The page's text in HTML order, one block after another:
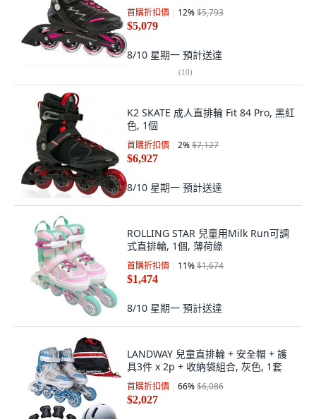
首購折扣價 12%$5,793
$5,079
8/10 星期一 預計送達
(10)
K2 SKATE 成人直排輪 Fit 84 Pro, 黑紅
色, 1個
首購折扣價 2%$7,127
$6,927
8/10 星期一 預計送達
ROLLING STAR 兒童用Milk Run可調
式直排輪, 1個, 薄荷綠
首購折扣價 11%$1,674
$1,474
8/10 星期一 預計送達
LANDWAY 兒童直排輪 + 安全帽 + 護
具3件 x 2p + 收納袋組合, 灰色, 1套
首購折扣價 66%$6,086
$2,027